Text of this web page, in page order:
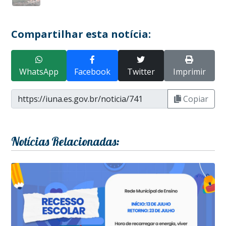
Compartilhar esta notícia:
WhatsApp Facebook Twitter Imprimir
Copiar
Notícias Relacionadas: